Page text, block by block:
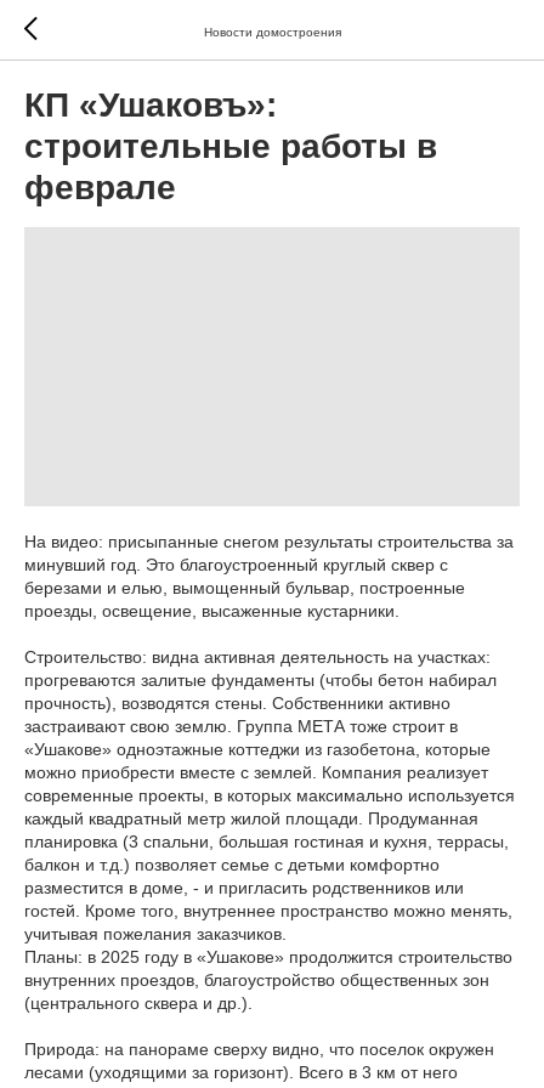
Новости домостроения
КП «Ушаковъ»:
строительные работы в
феврале
На видео: присыпанные снегом результаты строительства за
минувший год. Это благоустроенный круглый сквер с
березами и елью, вымощенный бульвар, построенные
проезды, освещение, высаженные кустарники.
Строительство: видна активная деятельность на участках:
прогреваются залитые фундаменты (чтобы бетон набирал
прочность), возводятся стены. Собственники активно
застраивают свою землю. Группа МЕТА тоже строит в
«Ушакове» одноэтажные коттеджи из газобетона, которые
можно приобрести вместе с землей. Компания реализует
современные проекты, в которых максимально используется
каждый квадратный метр жилой площади. Продуманная
планировка (3 спальни, большая гостиная и кухня, террасы,
балкон и т.д.) позволяет семье с детьми комфортно
разместится в доме, - и пригласить родственников или
гостей. Кроме того, внутреннее пространство можно менять,
учитывая пожелания заказчиков.
Планы: в 2025 году в «Ушакове» продолжится строительство
внутренних проездов, благоустройство общественных зон
(центрального сквера и др.).
Природа: на панораме сверху видно, что поселок окружен
лесами (уходящими за горизонт). Всего в 3 км от него